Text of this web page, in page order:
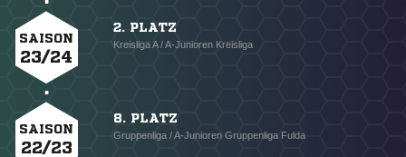
SAISON
23/24
2. PLATZ
Kreisliga A / A-Junioren Kreisliga
SAISON
22/23
8. PLATZ
Gruppenliga / A-Junioren Gruppenliga Fulda